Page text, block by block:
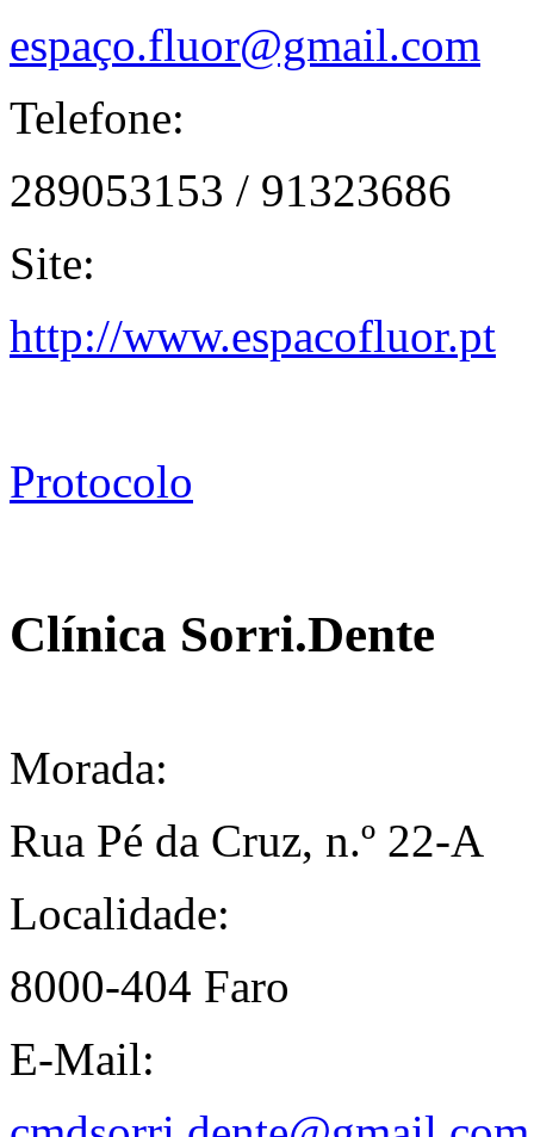
espaço.fluor@gmail.com
Telefone:
289053153 / 91323686
Site:
http://www.espacofluor.pt
Protocolo
Clínica Sorri.Dente
Morada:
Rua Pé da Cruz, n.º 22-A
Localidade:
8000-404 Faro
E-Mail: